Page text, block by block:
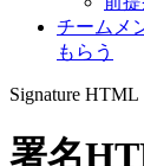
チームメ
もらう
Signature HTML
署名